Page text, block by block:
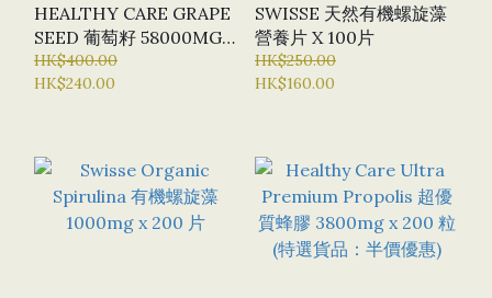
HEALTHY CARE GRAPE
SEED 葡萄籽 58000MG X
200 粒 (特選貨品：半價
優惠)
HK$400.00
HK$240.00
SWISSE 天然有機螺旋藻
營養片 X 100片
HK$250.00
HK$160.00